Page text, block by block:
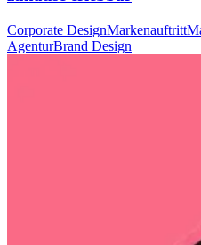
Corporate DesignMarkenauftritt
AgenturBrand Design